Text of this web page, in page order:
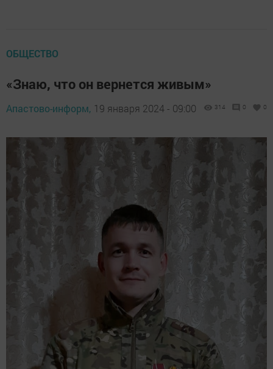
ОБЩЕСТВО
«Знаю, что он вернется живым»
Апастово-информ, 19 января 2024 - 09:00 314 0 0